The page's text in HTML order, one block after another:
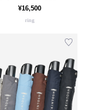
¥16,500
ring